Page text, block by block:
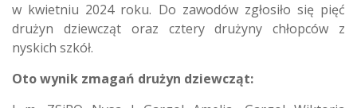
w kwietniu 2024 roku. Do zawodów zgłosiło się pięć
drużyn dziewcząt oraz cztery drużyny chłopców z
nyskich szkół.
Oto wynik zmagań drużyn dziewcząt: